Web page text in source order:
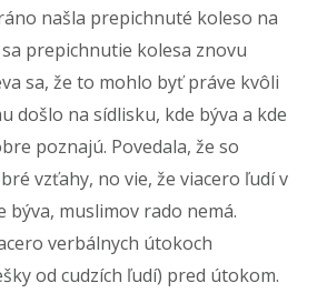
našla prepichnuté koleso na
prepichnutie kolesa znovu
sa, že to mohlo byť práve kvôli
došlo na sídlisku, kde býva a kde
poznajú. Povedala, že so
vzťahy, no vie, že viacero ľudí v
býva, muslimov rado nemá.
verbálnych útokoch
od cudzích ľudí) pred útokom.